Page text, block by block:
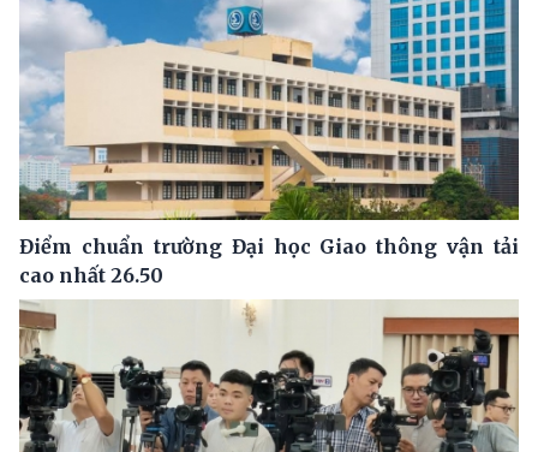
Điểm chuẩn trường Đại học Giao thông vận tải
cao nhất 26.50